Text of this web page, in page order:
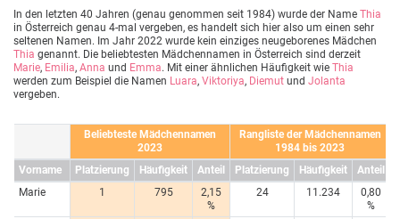
In den letzten 40 Jahren (genau genommen seit 1984) wurde der Name Thia
in Österreich genau 4-mal vergeben, es handelt sich hier also um einen sehr
seltenen Namen. Im Jahr 2022 wurde kein einziges neugeborenes Mädchen
Thia genannt. Die beliebtesten Mädchennamen in Österreich sind derzeit
Marie, Emilia, Anna und Emma. Mit einer ähnlichen Häufigkeit wie Thia
werden zum Beispiel die Namen Luara, Viktoriya, Diemut und Jolanta
vergeben.
Beliebteste Mädchennamen
2023
Rangliste der Mädchennamen
1984 bis 2023
Vorname
Platzierung Häufigkeit Anteil Platzierung Häufigkeit
Anteil
Marie
1 795
2,15
%
24 11.234
0,80
%